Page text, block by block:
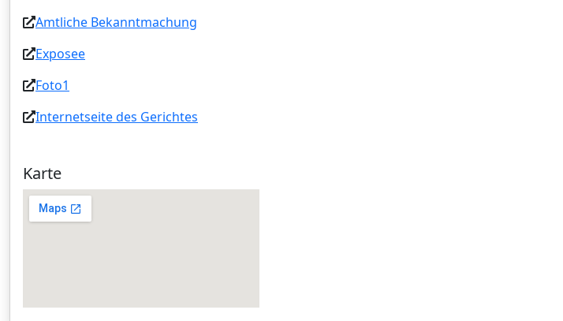
Amtliche Bekanntmachung
Exposee
Foto1
Internetseite des Gerichtes
Karte